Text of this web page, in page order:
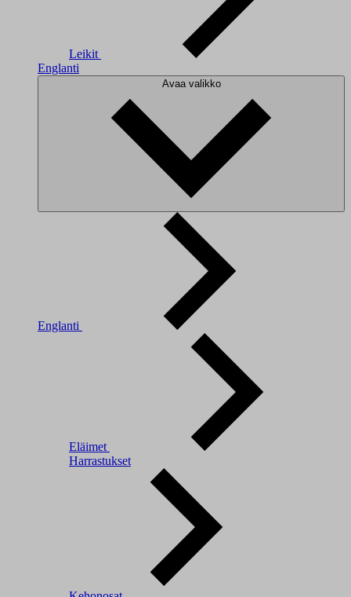
Leikit
Englanti
Avaa valikko
Englanti
Eläimet
Harrastukset